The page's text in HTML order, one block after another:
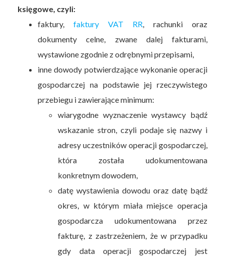
księgowe, czyli:
faktury,faktury VAT RR , rachunki oraz
dokumenty celne, zwane dalej fakturami,
wystawione zgodnie z odrębnymi przepisami,
inne dowody potwierdzające wykonanie operacji
gospodarczej na podstawie jej rzeczywistego
przebiegu i zawierające minimum:
wiarygodne wyznaczenie wystawcy bądź
wskazanie stron, czyli podaje się nazwy i
adresy uczestników operacji gospodarczej,
która została udokumentowana
konkretnym dowodem,
datę wystawienia dowodu oraz datę bądź
okres, w którym miała miejsce operacja
gospodarcza udokumentowana przez
fakturę, z zastrzeżeniem, że w przypadku
gdy data operacji gospodarczej jest